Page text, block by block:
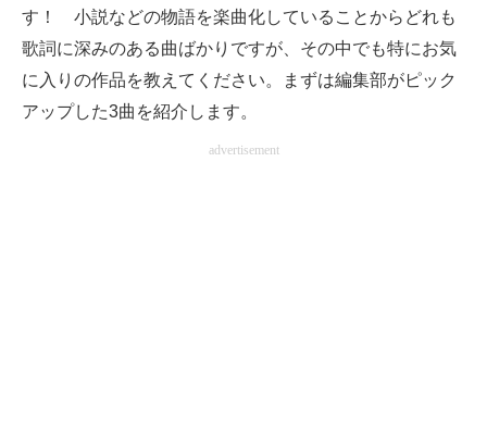
企業ITのトレンドを詳説
す！ 小説などの物語を楽曲化していることからどれも
歌詞に深みのある曲ばかりですが、その中でも特にお気
に入りの作品を教えてください。まずは編集部がピック
アップした3曲を紹介します。
advertisement